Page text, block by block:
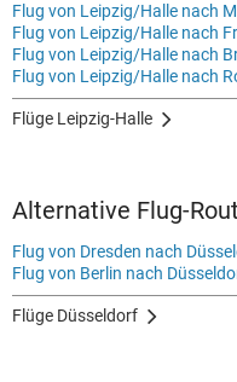
Flug von Leipzig/Halle nach
Flug von Leipzig/Halle nach
Flug von Leipzig/Halle nach
Flug von Leipzig/Halle nach
Flüge Leipzig-Halle
Alternative Flug-
Flug von Dresden nach
Flug von Berlin nach
Flüge Düsseldorf